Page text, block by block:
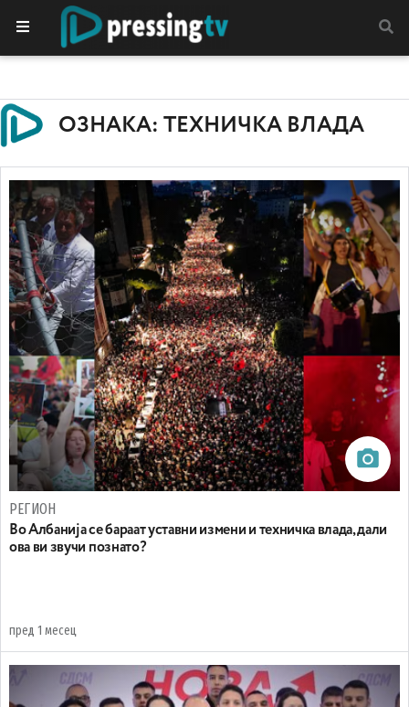
ОЗНАКА: ТЕХНИЧКА ВЛАДА
РЕГИОН
Во Албанија се бараат уставни измени и техничка влада, дали
ова ви звучи познато?
пред 1 месец